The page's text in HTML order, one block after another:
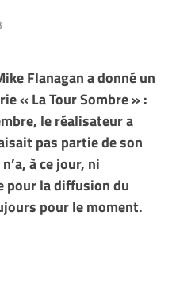
Flanagan a donné un
« La Tour Sombre » :
le réalisateur a
pas partie de son
à ce jour, ni
pour la diffusion du
pour le moment.